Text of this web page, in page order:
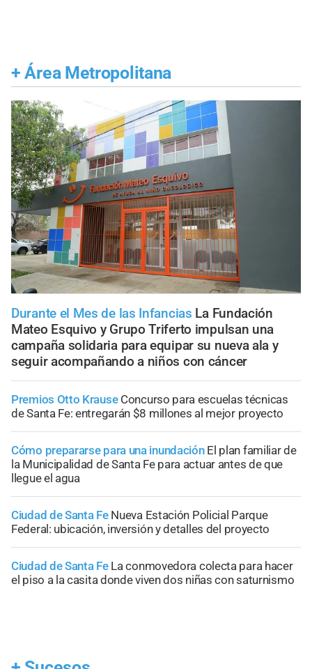
+ Área Metropolitana
Durante el Mes de las Infancias La Fundación
Mateo Esquivo y Grupo Triferto impulsan una
campaña solidaria para equipar su nueva ala y
seguir acompañando a niños con cáncer
Premios Otto Krause Concurso para escuelas técnicas
de Santa Fe: entregarán $8 millones al mejor proyecto
Cómo prepararse para una inundación El plan familiar de
la Municipalidad de Santa Fe para actuar antes de que
llegue el agua
Ciudad de Santa Fe Nueva Estación Policial Parque
Federal: ubicación, inversión y detalles del proyecto
Ciudad de Santa Fe La conmovedora colecta para hacer
el piso a la casita donde viven dos niñas con saturnismo